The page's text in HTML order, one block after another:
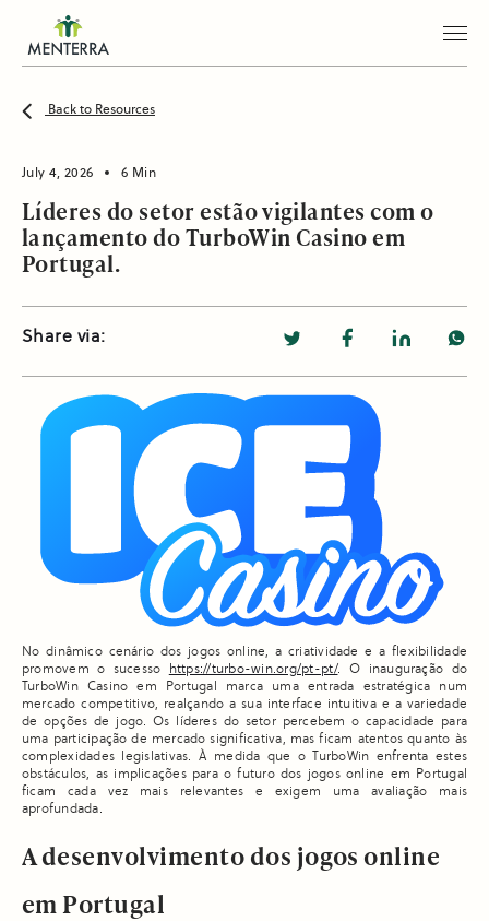
Back to Resources
July 4, 2026 6 Min
Líderes do setor estão vigilantes com o
lançamento do TurboWin Casino em
Portugal.
Share via:
No dinâmico cenário dos jogos online, a criatividade e a flexibilidade
promovem o sucesso https://turbo-win.org/pt-pt/. O inauguração do
TurboWin Casino em Portugal marca uma entrada estratégica num
mercado competitivo, realçando a sua interface intuitiva e a variedade
de opções de jogo. Os líderes do setor percebem o capacidade para
uma participação de mercado significativa, mas ficam atentos quanto às
complexidades legislativas. À medida que o TurboWin enfrenta estes
obstáculos, as implicações para o futuro dos jogos online em Portugal
ficam cada vez mais relevantes e exigem uma avaliação mais
aprofundada.
A desenvolvimento dos jogos online
em Portugal